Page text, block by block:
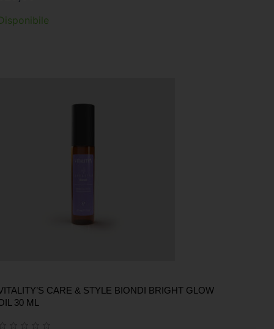
CARE & STYLE BIONDI BRIGHT GLOW
30 ML